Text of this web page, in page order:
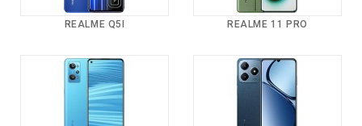
REALME Q5I REALME 11 PRO